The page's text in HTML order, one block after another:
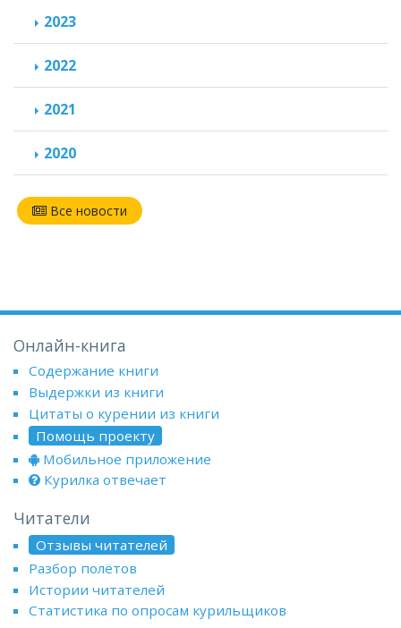
2023
2022
2021
2020
Все новости
Онлайн-книга
Содержание книги
Выдержки из книги
Цитаты о курении из книги
Помощь проекту
Мобильное приложение
Курилка отвечает
Читатели
Отзывы читателей
Разбор полётов
Истории читателей
Статистика по опросам курильщиков